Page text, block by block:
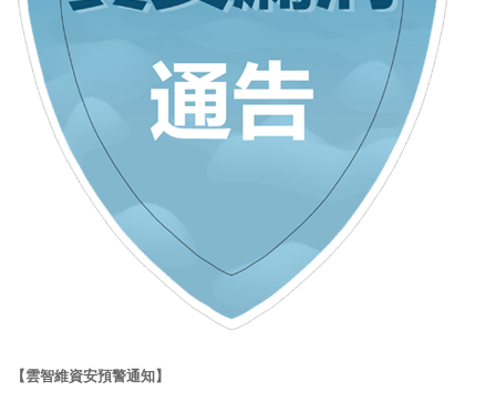
【雲智維資安預警通知】